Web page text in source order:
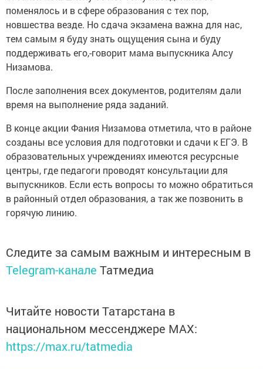
поменялось и в сфере образования с тех пор,
новшества везде. Но сдача экзамена важна для нас,
тем самым я буду знать ощущения сына и буду
поддерживать его,-говорит мама выпускника Алсу
Низамова.
После заполнения всех документов, родителям дали
время на выполнение ряда заданий.
В конце акции Фания Низамова отметила, что в районе
созданы все условия для подготовки и сдачи к ЕГЭ. В
образовательных учреждениях имеются ресурсные
центры, где педагоги проводят консультации для
выпускников. Если есть вопросы то можно обратиться
в районный отдел образования, а так же позвонить в
горячую линию.
Следите за самым важным и интересным в
Telegram-канале Татмедиа
Читайте новости Татарстана в
национальном мессенджере MАХ:
https://max.ru/tatmedia